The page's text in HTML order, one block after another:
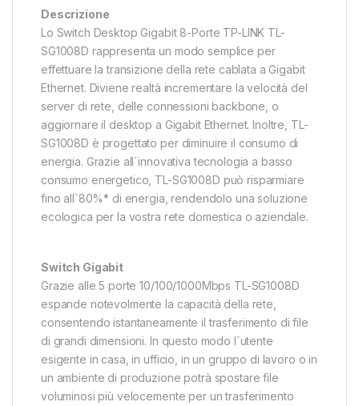
Descrizione
Lo Switch Desktop Gigabit 8-Porte TP-LINK TL-
SG1008D rappresenta un modo semplice per
effettuare la transizione della rete cablata a Gigabit
Ethernet. Diviene realtà incrementare la velocità del
server di rete, delle connessioni backbone, o
aggiornare il desktop a Gigabit Ethernet. Inoltre, TL-
SG1008D è progettato per diminuire il consumo di
energia. Grazie all`innovativa tecnologia a basso
consumo energetico, TL-SG1008D può risparmiare
fino all`80%* di energia, rendendolo una soluzione
ecologica per la vostra rete domestica o aziendale.
Switch Gigabit
Grazie alle 5 porte 10/100/1000Mbps TL-SG1008D
espande notevolmente la capacità della rete,
consentendo istantaneamente il trasferimento di file
di grandi dimensioni. In questo modo l`utente
esigente in casa, in ufficio, in un gruppo di lavoro o in
un ambiente di produzione potrà spostare file
voluminosi più velocemente per un trasferimento